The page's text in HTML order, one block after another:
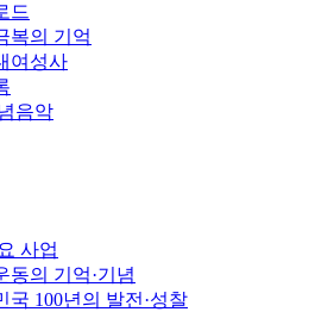
드
복의 기억
여성사
음악
사업
동의 기억·기념
국 100년의 발전·성찰